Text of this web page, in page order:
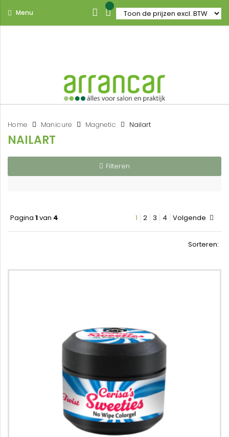
Menu
Home Manicure Magnetic Nailart
NAILART
Filteren
Pagina 1van 4 1 2 3 4 Volgende
Sorteren: